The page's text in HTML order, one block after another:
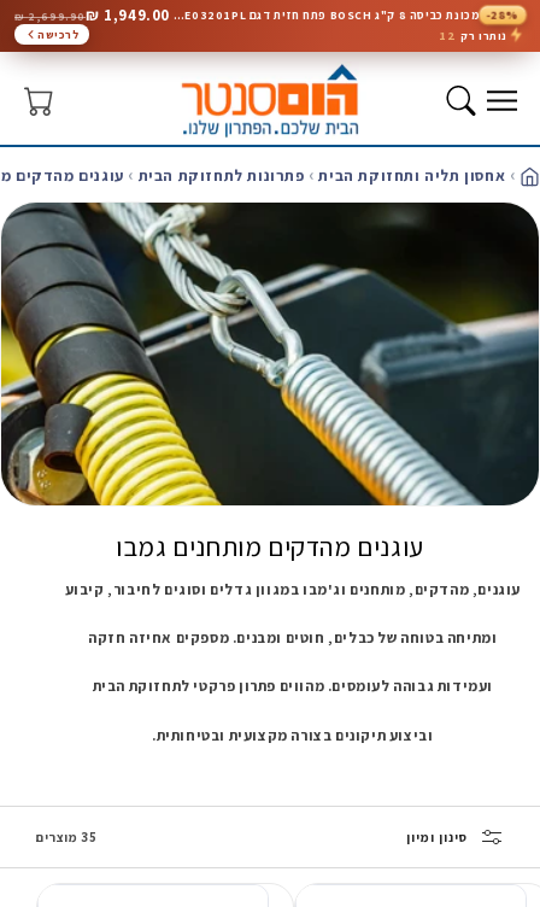
-28% מכונת כביסה 8 ק"ג BOSCH פתח חזית דגם WGE03201PL 1,949.00 ₪
2,699.90 ₪
נותרו רק 12 לרכישה
המשך
לתוכן
סל
קניות
בית אחסון תליה ותחזוקת הבית פתרונות לתחזוקת הבית עוגנים מהדקים
עוגנים מהדקים מותחנים גמבו
עוגנים, מהדקים, מותחנים וג'מבו במגוון גדלים וסוגים לחיבור, קיבוע
ומתיחה בטוחה של כבלים, חוטים ומבנים. מספקים אחיזה חזקה
ועמידות גבוהה לעומסים. מהווים פתרון פרקטי לתחזוקת הבית
וביצוע תיקונים בצורה מקצועית ובטיחותית.
סינון ומיון 35 מוצרים